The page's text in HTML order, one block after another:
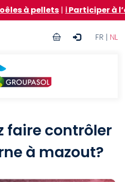
|ℹ️ Participer à l’achat
FR | NL
User
faire contrôler
à mazout?